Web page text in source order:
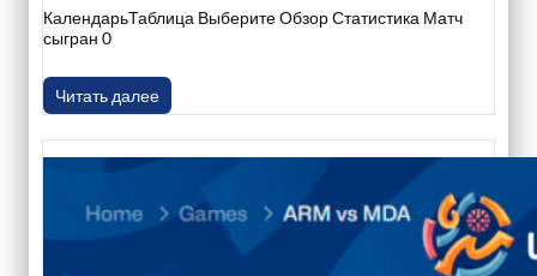
КалендарьТаблица Выберите Обзор Статистика Матч
сыгран 0
Читать далее